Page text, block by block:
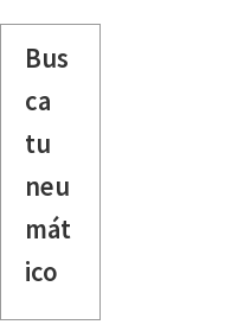
Bus
ca
tu
neu
mát
ico